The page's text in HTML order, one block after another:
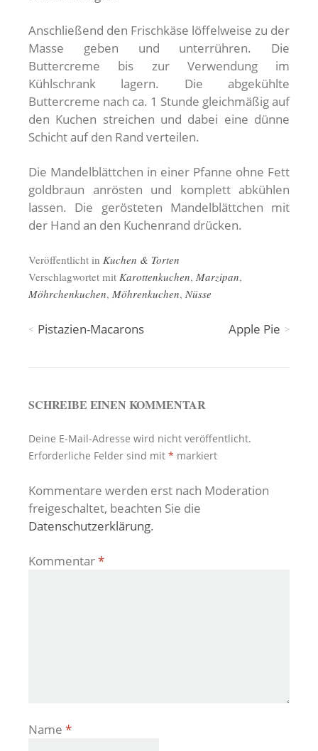
Anschließend den Frischkäse löffelweise zu der
Masse geben und unterrühren. Die
Buttercreme bis zur Verwendung im
Kühlschrank lagern. Die abgekühlte
Buttercreme nach ca. 1 Stunde gleichmäßig auf
den Kuchen streichen und dabei eine dünne
Schicht auf den Rand verteilen.
Die Mandelblättchen in einer Pfanne ohne Fett
goldbraun anrösten und komplett abkühlen
lassen. Die gerösteten Mandelblättchen mit
der Hand an den Kuchenrand drücken.
Veröffentlicht in Kuchen & Torten
Verschlagwortet mit Karottenkuchen, Marzipan,
Möhrchenkuchen, Möhrenkuchen, Nüsse
Beitragsnavigation
Pistazien-Macarons Apple Pie
SCHREIBE EINEN KOMMENTAR
Deine E-Mail-Adresse wird nicht veröffentlicht.
Erforderliche Felder sind mit * markiert
Kommentare werden erst nach Moderation
freigeschaltet, beachten Sie die
Datenschutzerklärung.
Kommentar*
Name *